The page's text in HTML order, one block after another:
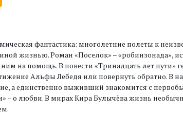
фантастика: многолетние полеты к
жизнью. Роман «Поселок» – «робинзонада»,
на помощь. В повести «Тринадцать лет пути»
Альфы Лебедя или повернуть обратно. В
а единственно выживший знакомится с
– о любви. В мирах Кира Булычёва жизнь